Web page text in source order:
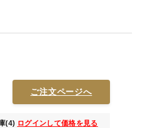
ご注文ページへ
(4) ログインして価格を見る